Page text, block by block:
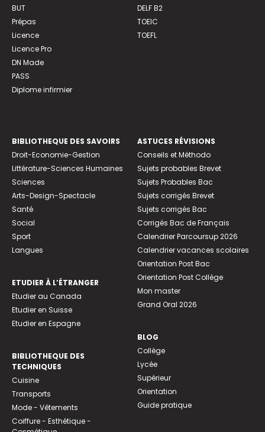
BUT
Prépas
Licence
Licence Pro
DN Made
PASS
Diplome infirmier
DELF B2
TOEIC
TOEFL
BIBLIOTHEQUE DES SAVOIRS
Droit-Economie-Gestion
Littérature-Sciences Humaines
Sciences
Arts-Design-Spectacle
Santé
Social
Sport
Langues
ETUDIER À L’ÉTRANGER
Etudier au Canada
Etudier en Suisse
Etudier en Espagne
BIBLIOTHEQUE DES
TECHNIQUES
Cuisine
Transports
Mode - Vêtements
Coiffure - Esthétique -
ASTUCES RÉVISIONS
Conseils et Méthodo
Sujets probables Brevet
Sujets Probables Bac
Sujets corrigés Brevet
Sujets corrigés Bac
Corrigés Bac de Français
Calendrier Parcoursup 2026
Calendrier vacances scolaires
Orientation Post Bac
Orientation Post Collège
Mon master
Grand Oral 2026
BLOG
Collège
Lycée
Supérieur
Orientation
Guide pratique